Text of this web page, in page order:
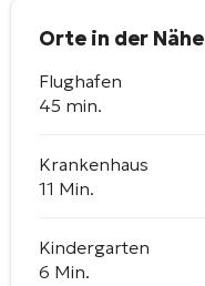
Orte in der Nähe
Flughafen
45 min.
Krankenhaus
11 Min.
Kindergarten
6 Min.